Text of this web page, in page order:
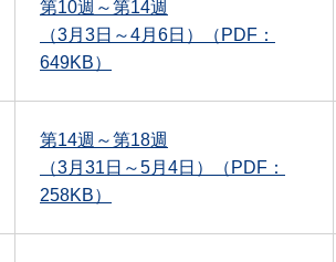
第10週～第14週
（3月3日～4月6日）（PDF：
649KB）
第14週～第18週
（3月31日～5月4日）（PDF：
258KB）